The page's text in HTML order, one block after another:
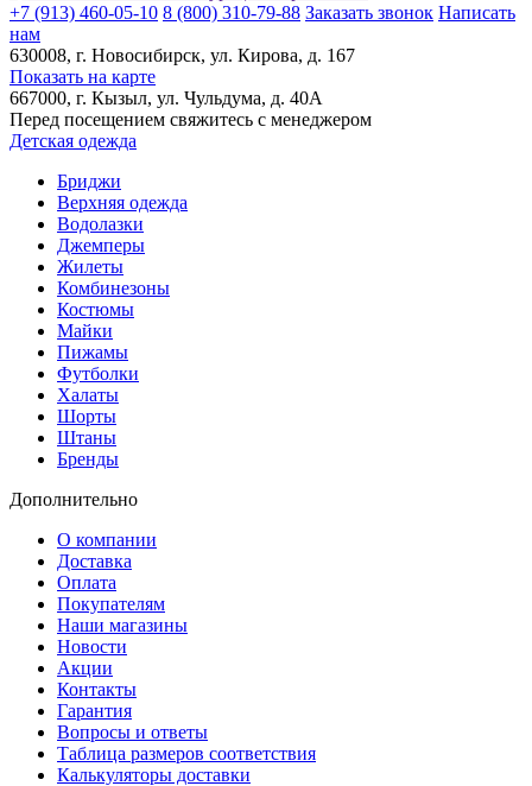
+7 (913) 460-05-10 8 (800) 310-79-88 Заказать звонок Написать
нам
630008, г. Новосибирск, ул. Кирова, д. 167
Показать на карте
667000, г. Кызыл, ул. Чульдума, д. 40А
Перед посещением свяжитесь с менеджером
Детская одежда
Бриджи
Верхняя одежда
Водолазки
Джемперы
Жилеты
Комбинезоны
Костюмы
Майки
Пижамы
Футболки
Халаты
Шорты
Штаны
Бренды
Дополнительно
О компании
Доставка
Оплата
Покупателям
Наши магазины
Новости
Акции
Контакты
Гарантия
Вопросы и ответы
Таблица размеров соответствия
Калькуляторы доставки